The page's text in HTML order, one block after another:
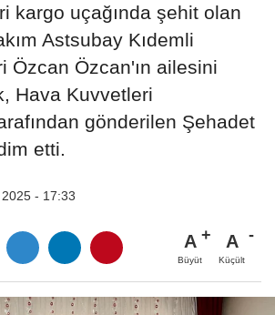
kargo uçağında şehit olan
Astsubay Kıdemli
Özcan Özcan'ın ailesini
Hava Kuvvetleri
gönderilen Şehadet
etti.
2025 - 17:33
A
Büyüt
A
Küçült